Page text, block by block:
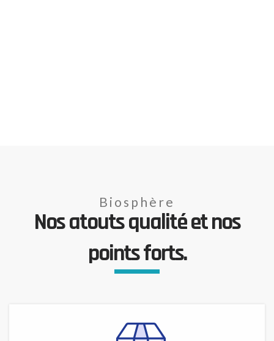
Biosphère
Nos atouts qualité et nos
points forts.